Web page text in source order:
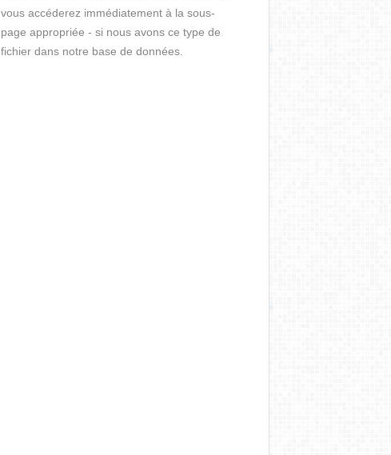
vous accéderez immédiatement à la sous-
page appropriée - si nous avons ce type de
fichier dans notre base de données.